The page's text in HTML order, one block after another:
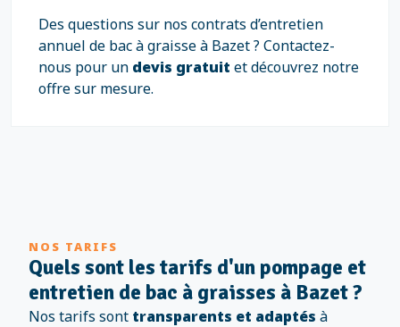
Des questions sur nos contrats d’entretien
annuel de bac à graisse à Bazet ? Contactez-
nous pour un devis gratuit et découvrez notre
offre sur mesure.
NOS TARIFS
Quels sont les tarifs d'un pompage et
entretien de bac à graisses à Bazet ?
Nos tarifs sont transparents et adaptés à